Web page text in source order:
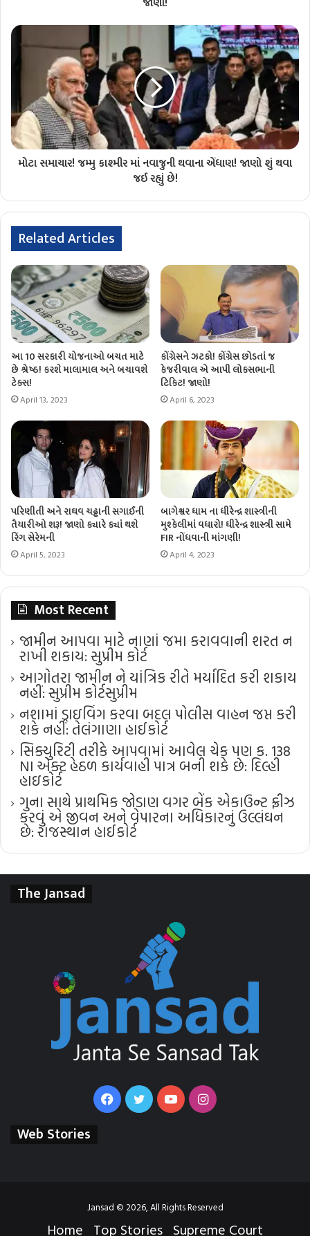
મોટા સમાચાર! જમ્મુ કાશ્મીર માં નવાજુની થવાના એંધાણ! જાણો શું થવા
જઈ રહ્યું છે!
Related Articles
આ 10 સરકારી યોજનાઓ બચત માટે
છે શ્રેષ્ઠ! કરશે માલામાલ અને બચાવશે
ટેક્સ!
April 13, 2023
કોંગ્રેસને ઝટકો! કોંગ્રેસ છોડતાં જ
કેજરીવાલ એ આપી લોકસભાની
ટિકિટ! જાણો!
April 6, 2023
પરિણીતી અને રાઘવ ચઢ્ઢાની સગાઈની
તૈયારીઓ શરૂ! જાણો ક્યારે ક્યાં થશે
રિંગ સેરેમની
April 5, 2023
બાગેશ્વર ધામ ના ધીરેન્દ્ર શાસ્ત્રીની
મુશ્કેલીમાં વધારો! ધીરેન્દ્ર શાસ્ત્રી સામે
FIR નોંધવાની માંગણી!
April 4, 2023
Most Recent
જામીન આપવા માટે નાણાં જમા કરાવવાની શરત ન
રાખી શકાય: સુપ્રીમ કોર્ટ
આગોતરા જામીન ને યાંત્રિક રીતે મર્યાદિત કરી શકાય
નહીં: સુપ્રીમ કોર્ટ​સુપ્રીમ
નશામાં ડ્રાઇવિંગ કરવા બદલ પોલીસ વાહન જપ્ત કરી
શકે નહીં: તેલંગાણા હાઈકોર્ટ
સિક્યુરિટી તરીકે આપવામાં આવેલ ચેક પણ ક. 138
NI એક્ટ હેઠળ કાર્યવાહી પાત્ર બની શકે છે: દિલ્હી
હાઇકોર્ટ
ગુના સાથે પ્રાથમિક જોડાણ વગર બેંક એકાઉન્ટ ફ્રીઝ
કરવું એ જીવન અને વેપારના અધિકારનું ઉલ્લંઘન
છે: રાજસ્થાન હાઈકોર્ટ
The Jansad
FacebookTwitterYouTubeInstagram
Web Stories
Jansad © 2026, All Rights Reserved
Home Top Stories Supreme Court